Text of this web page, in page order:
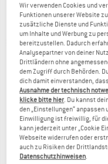
YETI COOLERS
LoadOut GoBox 30 Carry
Ersatzgriff
19,95 €
Wir verwenden Cookies und
Funktionen unserer Website
zusätzliche Dienste und
um Inhalte und Werbung zu
bereitzustellen. Dadurch
Analysepartner von deiner
Drittländern ohne
dem Zugriff durch Behörden.
dich damit einverstanden,
Ausnahme der technisch
klicke bitte hier . Du kannst
den „Einstellungen“
Einwilligung ist freiwillig, für
kann jederzeit unter „Cookie
Webseite widerrufen oder
auch zu Risiken der
Datenschutzhinweisen